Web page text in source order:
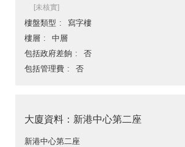
[未核實]
樓盤類型
寫字樓
樓層
中層
包括政府差餉
否
包括管理費
否
大廈資料：新港中心第二座
新港中心第二座